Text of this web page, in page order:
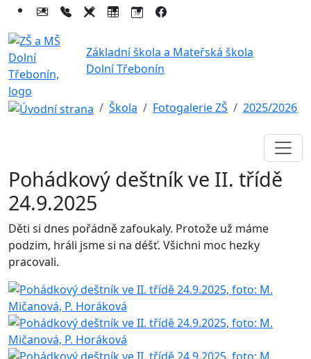
Základní škola a Mateřská škola
Dolní Třebonín
Škola Fotogalerie ZŠ 2025/2026
Pohádkový deštník ve II. třídě
24.9.2025
Děti si dnes pořádně zafoukaly. Protože už máme
podzim, hráli jsme si na déšť. Všichni moc hezky
pracovali.